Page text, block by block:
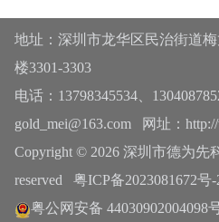
地址：深圳市龙华区民治街道
楼3301-3303
电话：13798345534、
gold_mei@163.com 网址：
Copyright © 2026 深圳市德为先
reserved 粤ICP备2023081672号-
粤公网安备 44030902004098